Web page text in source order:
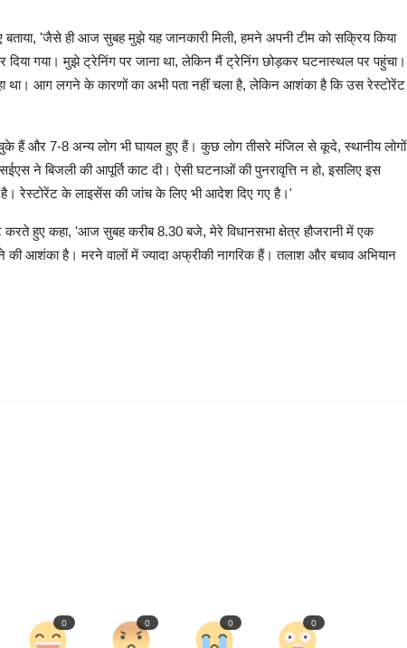
'जैसे ही आज सुबह मुझे यह जानकारी मिली, हमने अपनी टीम को सक्रिय किया
गया। मुझे ट्रेनिंग पर जाना था, लेकिन मैं ट्रेनिंग छोड़कर घटनास्थल पर पहुंचा।
था। आग लगने के कारणों का अभी पता नहीं चला है, लेकिन आशंका है कि उस रेस्टोरेंट
हैं और 7-8 अन्य लोग भी घायल हुए हैं। कुछ लोग तीसरे मंजिल से कूदे, स्थानीय लोगों
ने बिजली की आपूर्ति काट दी। ऐसी घटनाओं की पुनरावृत्ति न हो, इसलिए इस
है। रेस्टोरेंट के लाइसेंस की जांच के लिए भी आदेश दिए गए है।'
करते हुए कहा, 'आज सुबह करीब 8.30 बजे, मेरे विधानसभा क्षेत्र हौजरानी में एक
आशंका है। मरने वालों में ज्यादा अफ्रीकी नागरिक हैं। तलाश और बचाव अभियान
0 0 0 0